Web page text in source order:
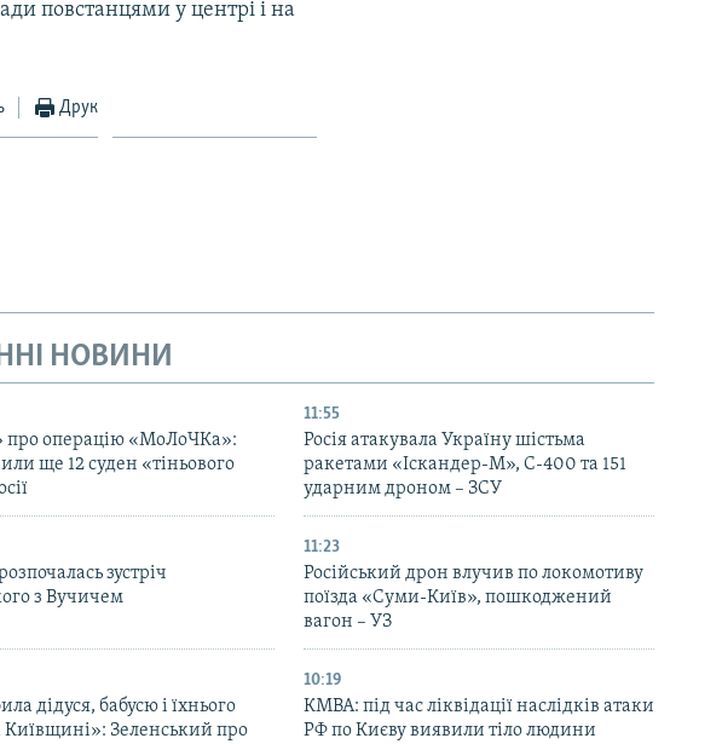
повстанцями у центрі і на
Друк
НОВИНИ
про операцію «МоЛоЧКа»:
ще 12 суден «тіньового
11:55
Росія атакувала Україну шістьма
ракетами «Іскандер-М», С-400 та 151
ударним дроном – ЗСУ
зустріч
з Вучичем
11:23
Російський дрон влучив по локомотиву
поїзда «Суми-Київ», пошкоджений
вагон – УЗ
дідуся, бабусю і їхнього
Київщині»: Зеленський про
10:19
КМВА: під час ліквідації наслідків атаки
РФ по Києву виявили тіло людини